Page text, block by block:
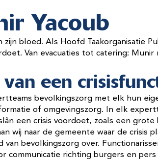
Yacoub
bloed. Als Hoofd Taakorganisatie
Van evacuaties tot catering:
een
bevolkingszorg met elk hun
of omgevingszorg. In elk
een crisis voordoet, zoals een grote
wij naar de gemeente waar de crisis
bevolkingszorg over.
communicatie richting burgers en